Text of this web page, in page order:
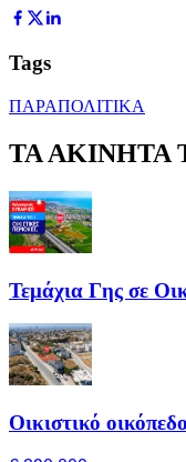
Tags
ΠΑΡΑΠΟΛΙΤΙΚΑ
ΤΑ
Τεμάχια Γης σε
Οικιστικό